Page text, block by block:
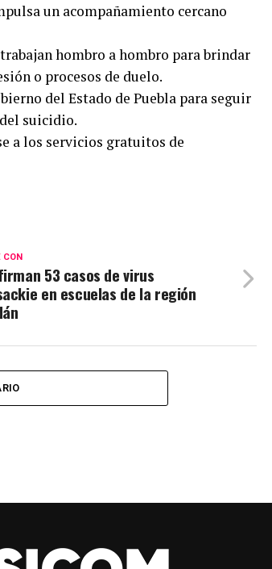
un acompañamiento cercano
hombro a hombro para brindar
o procesos de duelo.
del Estado de Puebla para seguir
suicidio.
a los servicios gratuitos de
CON
53 casos de virus
en escuelas de la región